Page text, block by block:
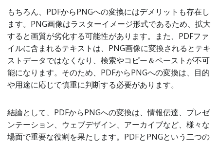
もちろん、PDFからPNGへの変換にはデメリットも存在し
ます。PNG画像はラスターイメージ形式であるため、拡大
すると画質が劣化する可能性があります。また、PDFファ
イルに含まれるテキストは、PNG画像に変換されるとテキ
ストデータではなくなり、検索やコピー＆ペーストが不可
能になります。そのため、PDFからPNGへの変換は、目的
や用途に応じて慎重に判断する必要があります。
結論として、PDFからPNGへの変換は、情報伝達、プレゼ
ンテーション、ウェブデザイン、アーカイブなど、様々な
場面で重要な役割を果たします。PDFとPNGという二つの